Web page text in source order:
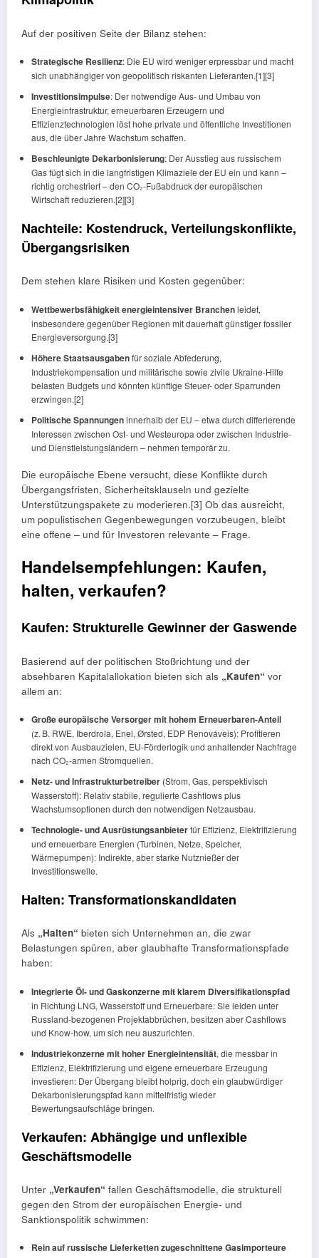
Auf der positiven Seite der Bilanz stehen:
Strategische Resilienz: Die EU wird weniger erpressbar und macht
sich unabhängiger von geopolitisch riskanten Lieferanten.[1][3]
Investitionsimpulse: Der notwendige Aus- und Umbau von
Energieinfrastruktur, erneuerbaren Erzeugern und
Effizienztechnologien löst hohe private und öffentliche Investitionen
aus, die über Jahre Wachstum schaffen.
Beschleunigte Dekarbonisierung: Der Ausstieg aus russischem
Gas fügt sich in die langfristigen Klimaziele der EU ein und kann –
richtig orchestriert – den CO₂-Fußabdruck der europäischen
Wirtschaft reduzieren.[2][3]
Nachteile: Kostendruck, Verteilungskonflikte,
Übergangsrisiken
Dem stehen klare Risiken und Kosten gegenüber:
Wettbewerbsfähigkeit energieintensiver Branchenleidet,
insbesondere gegenüber Regionen mit dauerhaft günstiger fossiler
Energieversorgung.[3]
Höhere Staatsausgabenfür soziale Abfederung,
Industriekompensation und militärische sowie zivile Ukraine-Hilfe
belasten Budgets und könnten künftige Steuer- oder Sparrunden
erzwingen.[2]
Politische Spannungeninnerhalb der EU – etwa durch differierende
Interessen zwischen Ost- und Westeuropa oder zwischen Industrie-
und Dienstleistungsländern – nehmen temporär zu.
Die europäische Ebene versucht, diese Konflikte durch
Übergangsfristen, Sicherheitsklauseln und gezielte
Unterstützungspakete zu moderieren.[3] Ob das ausreicht,
um populistischen Gegenbewegungen vorzubeugen, bleibt
eine offene – und für Investoren relevante – Frage.
Handelsempfehlungen: Kaufen,
halten, verkaufen?
Kaufen: Strukturelle Gewinner der Gaswende
Basierend auf der politischen Stoßrichtung und der
absehbaren Kapitalallokation bieten sich als „Kaufen“ vor
allem an:
Große europäische Versorger mit hohem Erneuerbaren-Anteil
(z. B. RWE, Iberdrola, Enel, Ørsted, EDP Renováveis): Profitieren
direkt von Ausbauzielen, EU-Förderlogik und anhaltender Nachfrage
nach CO₂-armen Stromquellen.
Netz- und Infrastrukturbetreiber(Strom, Gas, perspektivisch
Wasserstoff): Relativ stabile, regulierte Cashflows plus
Wachstumsoptionen durch den notwendigen Netzausbau.
Technologie- und Ausrüstungsanbieterfür Effizienz, Elektrifizierung
und erneuerbare Energien (Turbinen, Netze, Speicher,
Wärmepumpen): Indirekte, aber starke Nutznießer der
Investitionswelle.
Halten: Transformationskandidaten
Als „Halten“ bieten sich Unternehmen an, die zwar
Belastungen spüren, aber glaubhafte Transformationspfade
haben:
Integrierte Öl- und Gaskonzerne mit klarem Diversifikationspfad
in Richtung LNG, Wasserstoff und Erneuerbare: Sie leiden unter
Russland-bezogenen Projektabbrüchen, besitzen aber Cashflows
und Know-how, um sich neu auszurichten.
Industriekonzerne mit hoher Energieintensität, die messbar in
Effizienz, Elektrifizierung und eigene erneuerbare Erzeugung
investieren: Der Übergang bleibt holprig, doch ein glaubwürdiger
Dekarbonisierungspfad kann mittelfristig wieder
Bewertungsaufschläge bringen.
Verkaufen: Abhängige und unflexible
Geschäftsmodelle
Unter „Verkaufen“ fallen Geschäftsmodelle, die strukturell
gegen den Strom der europäischen Energie- und
Sanktionspolitik schwimmen:
Rein auf russische Lieferketten zugeschnittene Gasimporteure